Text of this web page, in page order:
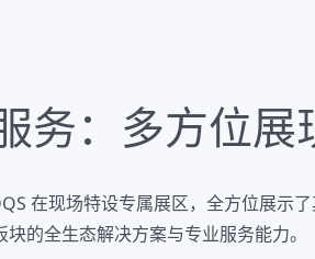
务：多方位展
在现场特设专属展区，全方位展
块的全生态解决方案与专业服务能力。